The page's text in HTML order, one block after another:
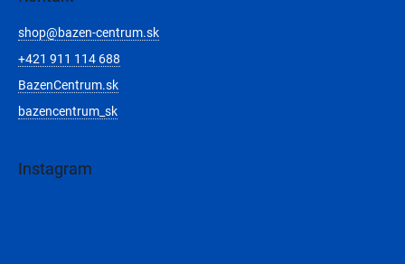
shop@bazen-centrum.sk
+421 911 114 688
BazenCentrum.sk
bazencentrum_sk
Instagram